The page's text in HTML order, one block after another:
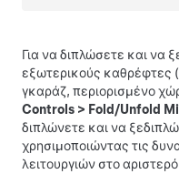
Για να διπλώσετε και να
εξωτερικούς καθρέφτες
γκαράζ, περιορισμένο
Controls > Fold/Unfold
διπλώνετε και να
χρησιμοποιώντας τις
λειτουργιών στο